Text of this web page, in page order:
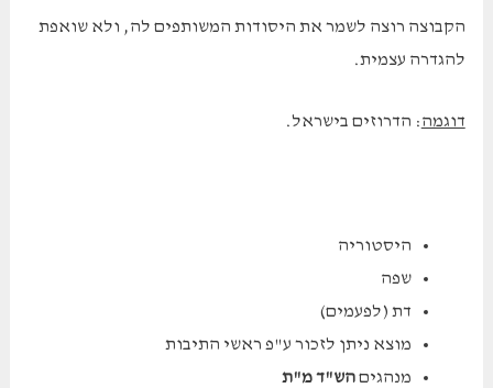
הקבוצה רוצה לשמר את היסודות המשותפים לה, ולא שואפת
להגדרה עצמית.
דוגמה: הדרוזים בישראל.
היסטוריה
שפה
דת (לפעמים)
מוצא ניתן לזכור ע"פ ראשי התיבות
מנהגיםהש"ד מ"ת